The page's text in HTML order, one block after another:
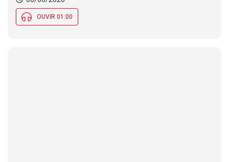
OUVIR 01:00